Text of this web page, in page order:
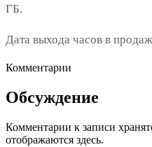
ГБ.
Дата выхода часов в
Комментарии
Обсуждение
Комментарии к записи
отображаются здесь.